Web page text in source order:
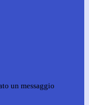
un messaggio